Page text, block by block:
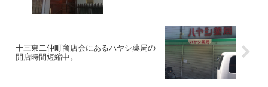
十三東二仲町商店会にあるハヤシ薬局の
開店時間短縮中。